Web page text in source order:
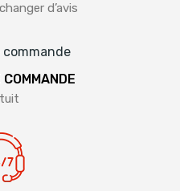
d’avis